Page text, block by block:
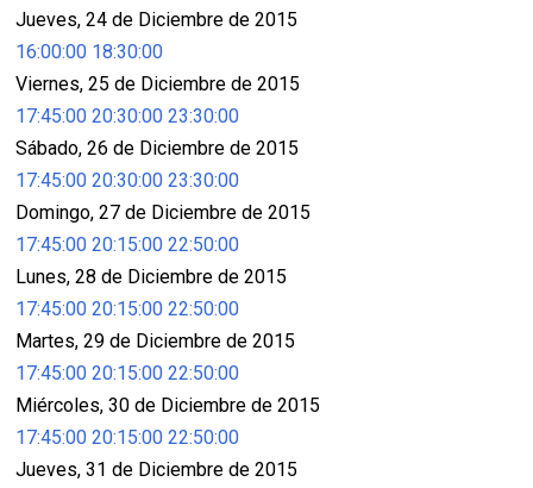
Jueves, 24 de Diciembre de 2015
16:00:00 18:30:00
Viernes, 25 de Diciembre de 2015
17:45:0020:30:0023:30:00
Sábado, 26 de Diciembre de 2015
17:45:0020:30:0023:30:00
Domingo, 27 de Diciembre de 2015
17:45:0020:15:0022:50:00
Lunes, 28 de Diciembre de 2015
17:45:0020:15:0022:50:00
Martes, 29 de Diciembre de 2015
17:45:0020:15:0022:50:00
Miércoles, 30 de Diciembre de 2015
17:45:0020:15:0022:50:00
Jueves, 31 de Diciembre de 2015